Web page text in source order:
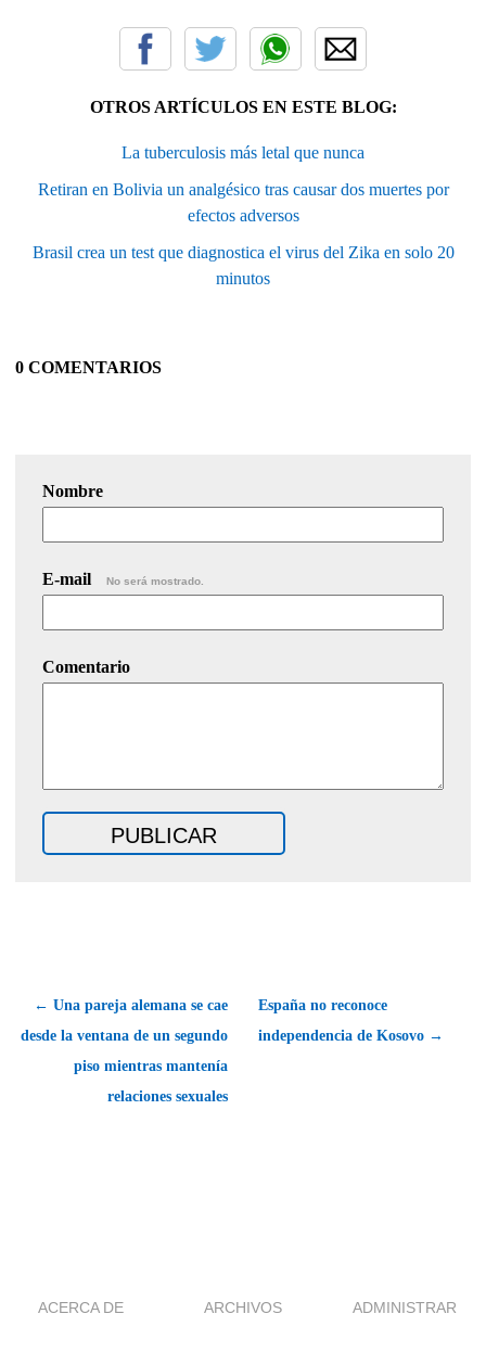
OTROS ARTÍCULOS EN ESTE BLOG:
La tuberculosis más letal que nunca
Retiran en Bolivia un analgésico tras causar dos muertes por
efectos adversos
Brasil crea un test que diagnostica el virus del Zika en solo 20
minutos
0 COMENTARIOS
Nombre
E-mail No será mostrado.
Comentario
← Una pareja alemana se cae
desde la ventana de un segundo
piso mientras mantenía
relaciones sexuales
España no reconoce
independencia de Kosovo →
ACERCA DE ARCHIVOS ADMINISTRAR